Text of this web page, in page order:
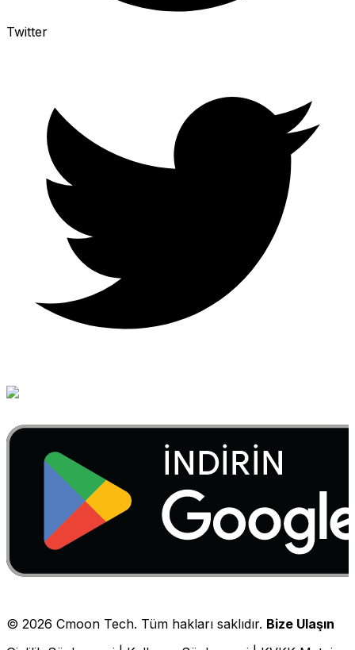
Twitter
© 2026 Cmoon Tech. Tüm hakları saklıdır. Bize Ulaşın